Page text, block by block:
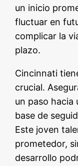
un inicio
fluctuar en
complicar la
plazo.
Cincinnati
crucial.
un paso hacia
base de
Este joven
prometedor,
desarrollo